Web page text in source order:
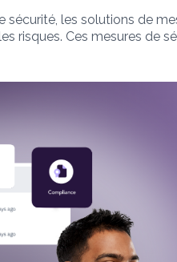
les solutions de
risques. Ces mesures de